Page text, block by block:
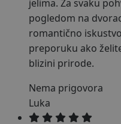
jelima. Za svaku
pogledom na
romantično
preporuku ako
blizini prirode.
Nema prigovora
Luka